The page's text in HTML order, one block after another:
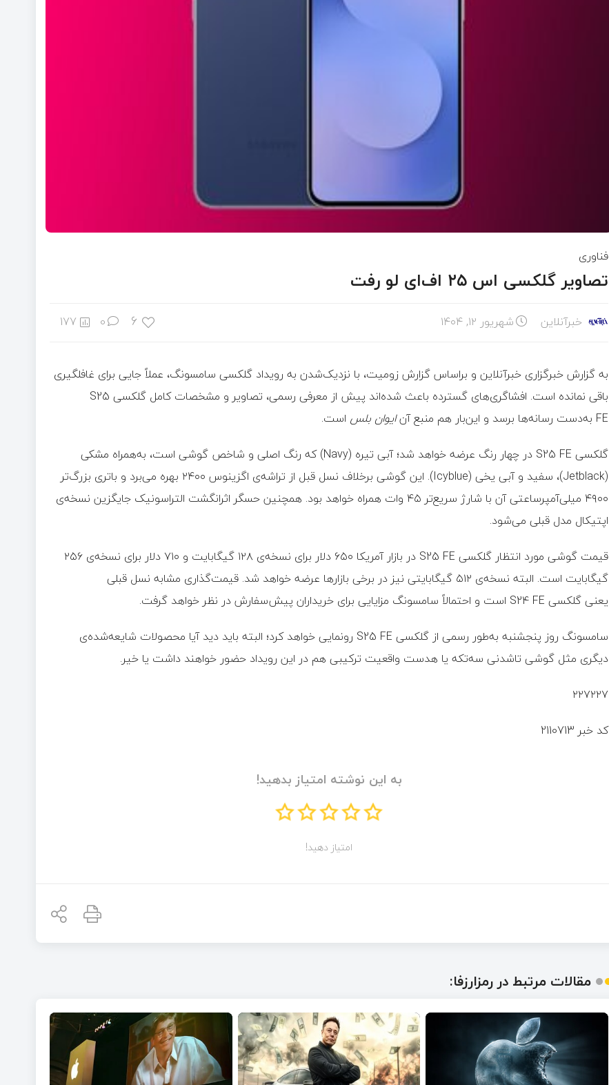
فناوری
تصاویر گلکسی اس ۲۵ اف‌ای لو رفت
خبرآنلاین شهریور ۱۲, ۱۴۰۴ 6
0
177
به گزارش خبرگزاری خبرآنلاین و براساس گزارش زومیت، با نزدیک‌شدن به رویداد گلکسی سامسونگ، عملاً جایی برای غافلگیری
باقی نمانده است. افشاگری‌های گسترده باعث شده‌اند پیش از معرفی رسمی، تصاویر و مشخصات کامل گلکسی S25
FE به‌دست رسانه‌ها برسد و این‌بار هم منبع آن
ایوان بلس است.
گلکسی S25 FE در چهار رنگ عرضه خواهد شد؛ آبی تیره (Navy) که رنگ اصلی و شاخص گوشی است، به‌همراه مشکی
(Jetblack)، سفید و آبی یخی (Icyblue). این گوشی برخلاف نسل قبل از تراشه‌ی اگزینوس ۲۴۰۰ بهره می‌برد و باتری بزرگ‌تر
۴۹۰۰ میلی‌آمپرساعتی آن با شارژ سریع‌تر ۴۵ وات همراه خواهد بود. همچنین حسگر اثرانگشت التراسونیک جایگزین نسخه‌ی
اپتیکال مدل قبلی می‌شود.
قیمت گوشی مورد انتظار گلکسی S25 FE در بازار آمریکا ۶۵۰ دلار برای نسخه‌ی ۱۲۸ گیگابایت و ۷۱۰ دلار برای نسخه‌ی ۲۵۶
گیگابایت است. البته نسخه‌ی ۵۱۲ گیگابایتی نیز در برخی بازارها عرضه خواهد شد. قیمت‌گذاری مشابه نسل قبلی
یعنی گلکسی S24 FE است و احتمالاً سامسونگ مزایایی برای خریداران پیش‌سفارش در نظر خواهد گرفت.
سامسونگ روز پنجشنبه به‌طور رسمی از گلکسی S25 FE رونمایی خواهد کرد؛ البته باید دید آیا محصولات شایعه‌شده‌ی
دیگری مثل گوشی تاشدنی سه‌تکه یا هدست واقعیت ترکیبی هم در این رویداد حضور خواهند داشت یا خیر.
۲۲۷۲۲۷
کد خبر 2110713
به این نوشته امتیاز بدهید!
امتیاز دهید!
مقالات مرتبط در رمزارزفا: